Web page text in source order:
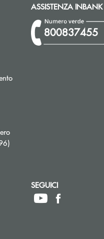
nuova finestra
Apre una nuova finestra
ASSISTENZA INBANK
800837455
SEGUICI